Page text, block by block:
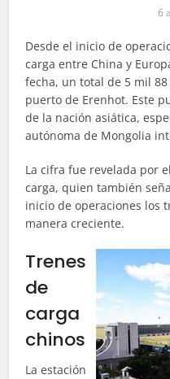
6
Desde el inicio de
carga entre China y
fecha, un total de 5 mil
puerto de Erenhot. Este
de la nación asiática,
autónoma de Mongolia
La cifra fue revelada por
carga, quien también
inicio de operaciones los
manera creciente.
Trenes
de
carga
chinos
La estación